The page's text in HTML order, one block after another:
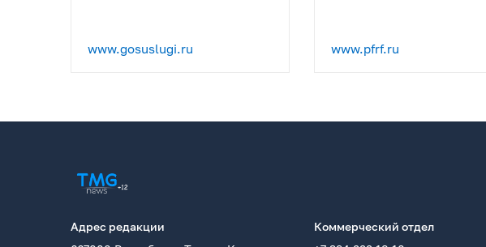
www.gosuslugi.ru www.pfrf.ru
Адрес редакции
Коммерческий отдел